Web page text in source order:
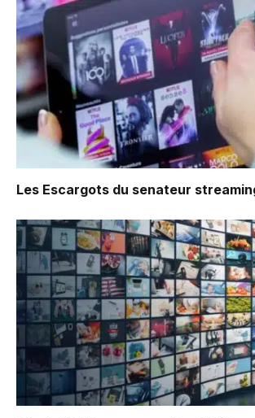
Les Escargots du senateur